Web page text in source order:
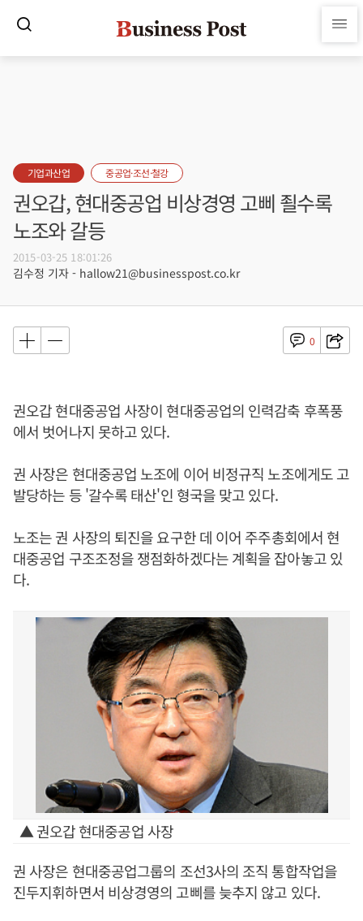
기업과산업 중공업·조선·철강
권오갑, 현대중공업 비상경영 고삐 죌수록
노조와 갈등
2015-03-25 18:01:26
김수정 기자 - hallow21@businesspost.co.kr
0
권오갑 현대중공업 사장이 현대중공업의 인력감축 후폭풍
에서 벗어나지 못하고 있다.
권 사장은 현대중공업 노조에 이어 비정규직 노조에게도 고
발당하는 등 '갈수록 태산'인 형국을 맞고 있다.
노조는 권 사장의 퇴진을 요구한 데 이어 주주총회에서 현
대중공업 구조조정을 쟁점화하겠다는 계획을 잡아놓고 있
다.
▲ 권오갑 현대중공업 사장
권 사장은 현대중공업그룹의 조선3사의 조직 통합작업을
진두지휘하면서 비상경영의 고삐를 늦추지 않고 있다.